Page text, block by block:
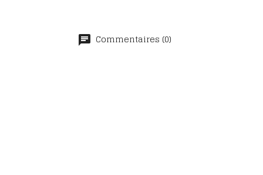
Commentaires (0)